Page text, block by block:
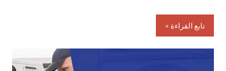
تابع القراءة